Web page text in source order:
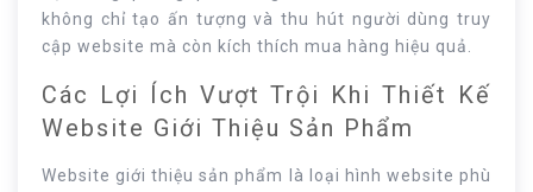
không chỉ tạo ấn tượng và thu hút người dùng truy
cập website mà còn kích thích mua hàng hiệu quả.
Các Lợi Ích Vượt Trội Khi Thiết Kế
Website Giới Thiệu Sản Phẩm
Website giới thiệu sản phẩm là loại hình website phù